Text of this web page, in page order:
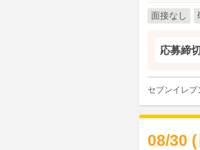
面接なし
応募締切
セブンイレ
08/30